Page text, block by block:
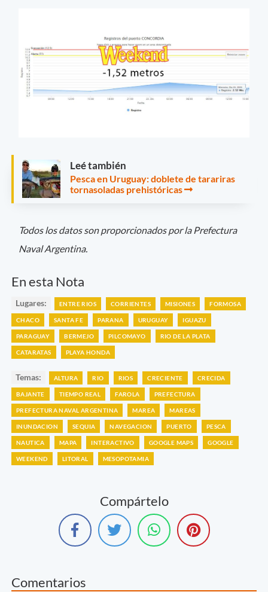
Leé también
Pesca en Uruguay: doblete de tarariras
tornasoladas prehistóricas
Todos los datos son proporcionados por la Prefectura
Naval Argentina.
En esta Nota
Lugares: ENTRE RIOS CORRIENTES MISIONES FORMOSA
CHACO SANTA FE PARANA URUGUAY IGUAZU
PARAGUAY BERMEJO PILCOMAYO RIO DE LA PLATA
CATARATAS PLAYA HONDA
Temas: ALTURA RIO RIOS CRECIENTE CRECIDA
BAJANTE TIEMPO REAL FAROLA PREFECTURA
PREFECTURA NAVAL ARGENTINA MAREA MAREAS
INUNDACION SEQUIA NAVEGACION PUERTO PESCA
NAUTICA MAPA INTERACTIVO GOOGLE MAPS GOOGLE
WEEKEND LITORAL MESOPOTAMIA
Compártelo
Comentarios